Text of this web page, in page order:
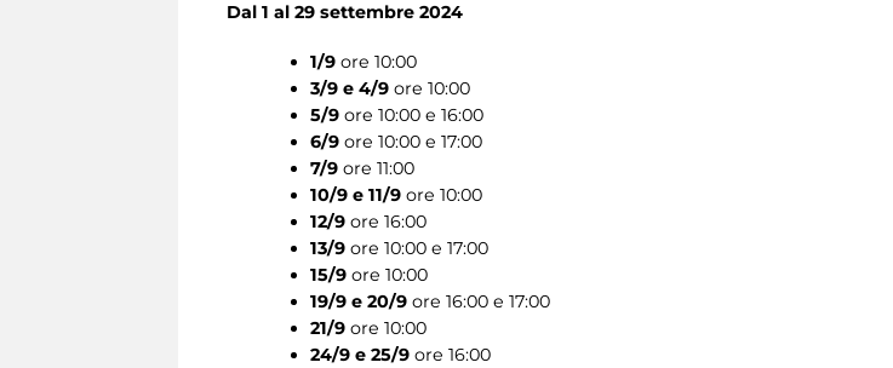
Dal 1 al 29 settembre 2024
1/9ore 10:00
3/9 e 4/9ore 10:00
5/9ore 10:00 e 16:00
6/9ore 10:00 e 17:00
7/9ore 11:00
10/9 e 11/9ore 10:00
12/9ore 16:00
13/9ore 10:00 e 17:00
15/9ore 10:00
19/9 e 20/9ore 16:00 e 17:00
21/9ore 10:00
24/9 e 25/9ore 16:00